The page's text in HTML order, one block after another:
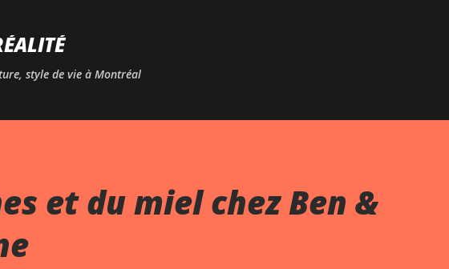
style de vie à Montréal
et du miel chez Ben &